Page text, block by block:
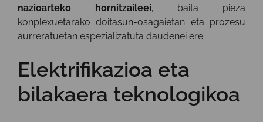
nazioarteko hornitzaileei, baita pieza
konplexuetarako doitasun-osagaietan eta prozesu
aurreratuetan espezializatuta daudenei ere.
Elektrifikazioa eta
bilakaera teknologikoa